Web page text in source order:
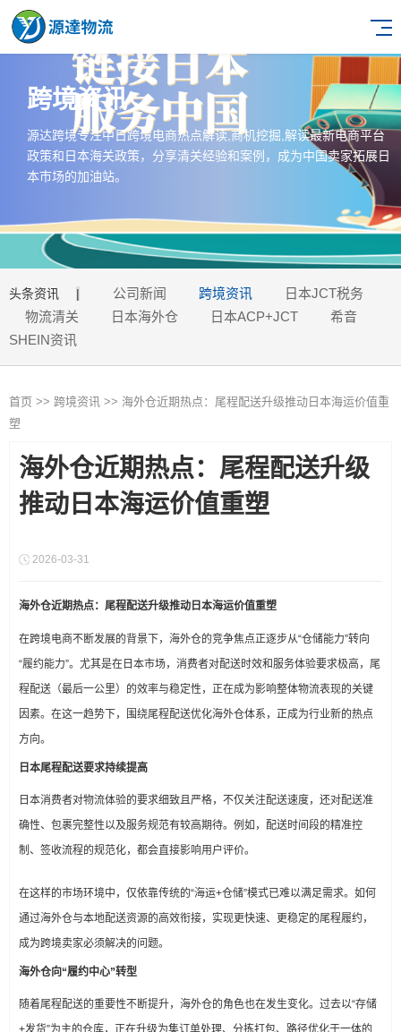
跨境资讯
源达跨境专注中日跨境电商热点解读,商机挖掘,解读最新电商平台
政策和日本海关政策，分享清关经验和案例，成为中国卖家拓展日
本市场的加油站。
头条资讯 | 公司新闻 跨境资讯
日本JCT税务
物流清关
日本海外仓 日本ACP+JCT
希音
SHEIN资讯
首页 >> 跨境资讯 >> 海外仓近期热点：尾程配送升级推动日本海运价值重
塑
海外仓近期热点：尾程配送升级
推动日本海运价值重塑
2026-03-31
海外仓近期热点：尾程配送升级推动日本海运价值重塑
在跨境电商不断发展的背景下，海外仓的竞争焦点正逐步从“仓储能力”转向
“履约能力”。尤其是在日本市场，消费者对配送时效和服务体验要求极高，尾
程配送（最后一公里）的效率与稳定性，正在成为影响整体物流表现的关键
因素。在这一趋势下，围绕尾程配送优化海外仓体系，正成为行业新的热点
方向。
日本尾程配送要求持续提高
日本消费者对物流体验的要求细致且严格，不仅关注配送速度，还对配送准
确性、包裹完整性以及服务规范有较高期待。例如，配送时间段的精准控
制、签收流程的规范化，都会直接影响用户评价。
在这样的市场环境中，仅依靠传统的“海运+仓储”模式已难以满足需求。如何
通过海外仓与本地配送资源的高效衔接，实现更快速、更稳定的尾程履约，
成为跨境卖家必须解决的问题。
海外仓向“履约中心”转型
随着尾程配送的重要性不断提升，海外仓的角色也在发生变化。过去以“存储
+发货”为主的仓库，正在升级为集订单处理、分拣打包、路径优化于一体的